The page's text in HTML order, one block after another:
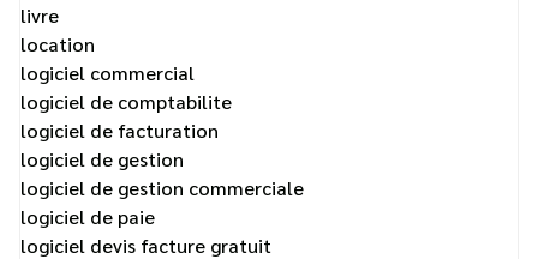
livre
location
logiciel commercial
logiciel de comptabilite
logiciel de facturation
logiciel de gestion
logiciel de gestion commerciale
logiciel de paie
logiciel devis facture gratuit